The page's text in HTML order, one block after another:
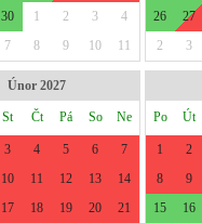
30 1 2 3
4
7 8 9 10 11
26
27
2
3
Únor 2027
St Čt Pá So Ne
3 4 5 6
7
10 11 12 13
14
17 18 19 20
21
Po Út
1
2
8
9
15
16